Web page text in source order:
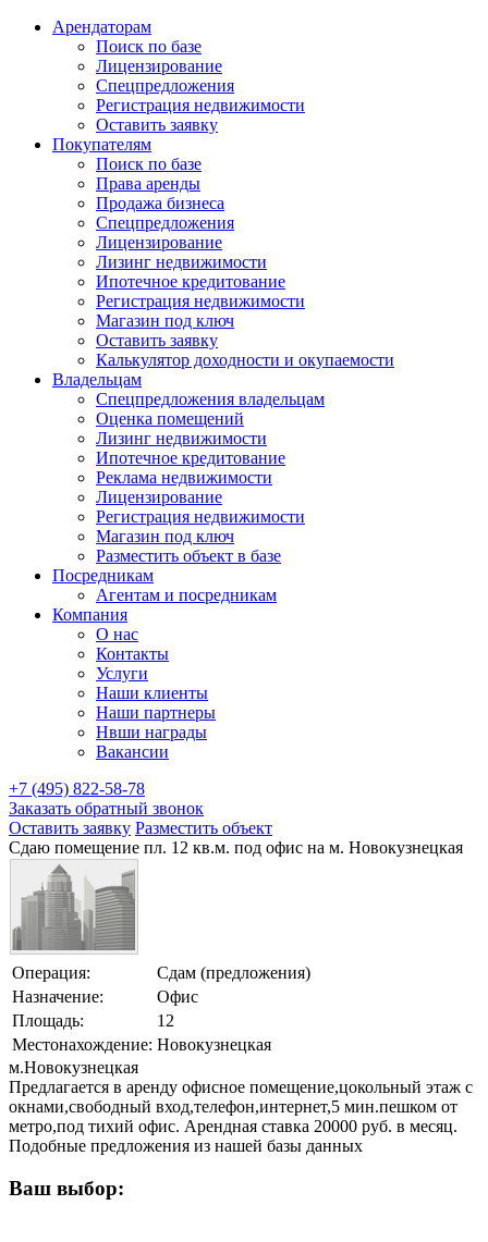
Арендаторам
Поиск по базе
Лицензирование
Спецпредложения
Регистрация недвижимости
Оставить заявку
Покупателям
Поиск по базе
Права аренды
Продажа бизнеса
Спецпредложения
Лицензирование
Лизинг недвижимости
Ипотечное кредитование
Регистрация недвижимости
Магазин под ключ
Оставить заявку
Калькулятор доходности и окупаемости
Владельцам
Спецпредложения владельцам
Оценка помещений
Лизинг недвижимости
Ипотечное кредитование
Реклама недвижимости
Лицензирование
Регистрация недвижимости
Магазин под ключ
Разместить объект в базе
Посредникам
Агентам и посредникам
Компания
О нас
Контакты
Услуги
Наши клиенты
Наши партнеры
Нвши награды
Вакансии
+7 (495) 822-58-78
Заказать обратный звонок
Оставить заявку Разместить объект
Сдаю помещение пл. 12 кв.м. под офис на м. Новокузнецкая
Операция:
Сдам (предложения)
Назначение:
Офис
Площадь:
12
Местонахождение: Новокузнецкая
м.Новокузнецкая
Предлагается в аренду офисное помещение,цокольный этаж с
окнами,свободный вход,телефон,интернет,5 мин.пешком от
метро,под тихий офис. Арендная ставка 20000 руб. в месяц.
Подобные предложения из нашей базы данных
Ваш выбор: